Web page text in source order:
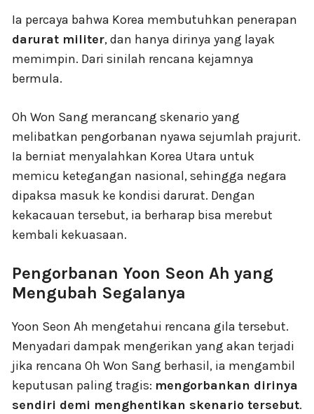
Ia percaya bahwa Korea membutuhkan penerapan
darurat militer, dan hanya dirinya yang layak
memimpin. Dari sinilah rencana kejamnya
bermula.
Oh Won Sang merancang skenario yang
melibatkan pengorbanan nyawa sejumlah prajurit.
Ia berniat menyalahkan Korea Utara untuk
memicu ketegangan nasional, sehingga negara
dipaksa masuk ke kondisi darurat. Dengan
kekacauan tersebut, ia berharap bisa merebut
kembali kekuasaan.
Pengorbanan Yoon Seon Ah yang
Mengubah Segalanya
Yoon Seon Ah mengetahui rencana gila tersebut.
Menyadari dampak mengerikan yang akan terjadi
jika rencana Oh Won Sang berhasil, ia mengambil
keputusan paling tragis: mengorbankan dirinya
sendiri demi menghentikan skenario tersebut.